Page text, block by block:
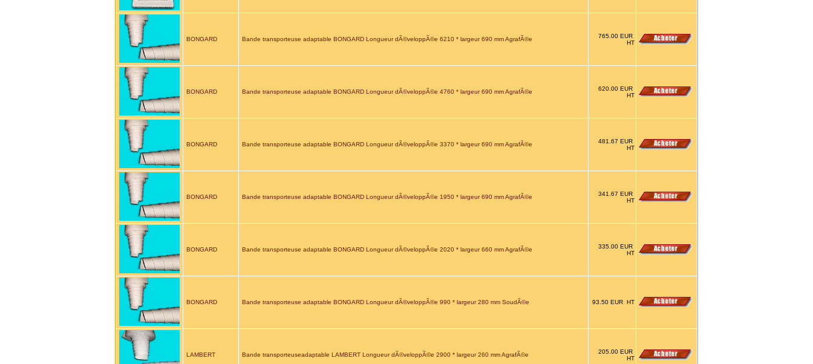
BONGARD Bande transporteuse adaptable BONGARD Longueur dÃ©veloppÃ©e 6210 * largeur 690 mm AgrafÃ©e
765.00 EUR
HT
BONGARD Bande transporteuse adaptable BONGARD Longueur dÃ©veloppÃ©e 4760 * largeur 690 mm AgrafÃ©e
620.00 EUR
HT
BONGARD Bande transporteuse adaptable BONGARD Longueur dÃ©veloppÃ©e 3370 * largeur 690 mm AgrafÃ©e
481.67 EUR
HT
BONGARD Bande transporteuse adaptable BONGARD Longueur dÃ©veloppÃ©e 1950 * largeur 690 mm AgrafÃ©e
341.67 EUR
HT
BONGARD Bande transporteuse adaptable BONGARD Longueur dÃ©veloppÃ©e 2020 * largeur 660 mm AgrafÃ©e
335.00 EUR
HT
BONGARD Bande transporteuse adaptable BONGARD Longueur dÃ©veloppÃ©e 990 * largeur 280 mm SoudÃ©e 93.50 EUR HT
LAMBERT Bande transporteuseadaptable LAMBERT Longueur dÃ©veloppÃ©e 2900 * largeur 260 mm AgrafÃ©e
205.00 EUR
HT